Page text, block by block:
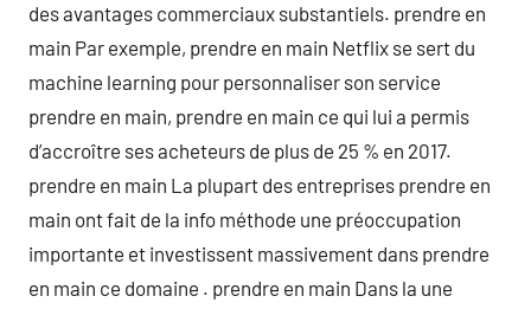
des avantages commerciaux substantiels. prendre en
main Par exemple, prendre en main Netflix se sert du
machine learning pour personnaliser son service
prendre en main, prendre en main ce qui lui a permis
d’accroître ses acheteurs de plus de 25 % en 2017.
prendre en main La plupart des entreprises prendre en
main ont fait de la info méthode une préoccupation
importante et investissent massivement dans prendre
en main ce domaine . prendre en main Dans la une